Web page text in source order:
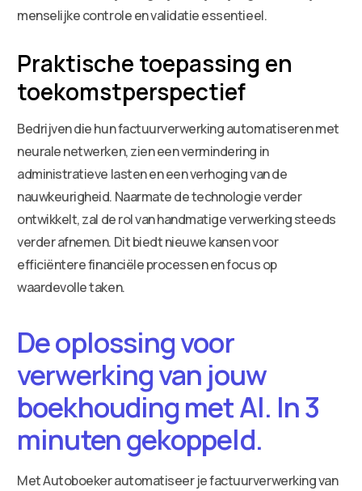
menselijke controle en validatie essentieel.
Praktische toepassing en
toekomstperspectief
Bedrijven die hun factuurverwerking automatiseren met
neurale netwerken, zien een vermindering in
administratieve lasten en een verhoging van de
nauwkeurigheid. Naarmate de technologie verder
ontwikkelt, zal de rol van handmatige verwerking steeds
verder afnemen. Dit biedt nieuwe kansen voor
efficiëntere financiële processen en focus op
waardevolle taken.
De oplossing voor
verwerking van jouw
boekhouding met AI. In 3
minuten gekoppeld.
Met Autoboeker automatiseer je factuurverwerking van